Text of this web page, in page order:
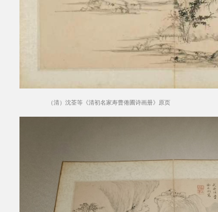
（清）沈荃等《清初名家寿曹倦圃诗画册》原页